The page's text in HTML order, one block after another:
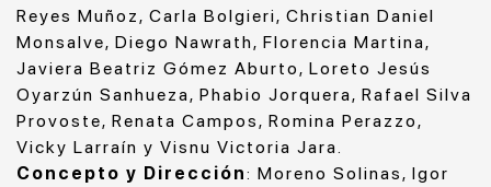
Reyes Muñoz, Carla Bolgieri, Christian Daniel
Monsalve, Diego Nawrath, Florencia Martina,
Javiera Beatriz Gómez Aburto, Loreto Jesús
Oyarzún Sanhueza, Phabio Jorquera, Rafael Silva
Provoste, Renata Campos, Romina Perazzo,
Vicky Larraín y Visnu Victoria Jara.
Concepto y Dirección: Moreno Solinas, Igor